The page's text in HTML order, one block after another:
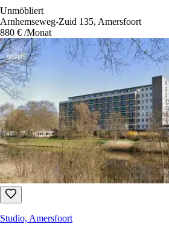
Unmöbliert
Arnhemseweg-Zuid 135, Amersfoort
880 € /Monat
Studio, Amersfoort